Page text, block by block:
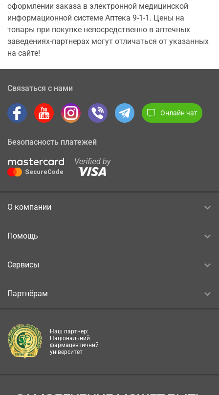
оформлении заказа в электронной медицинской
информационной системе Аптека 9-1-1. Цены на
товары при покупке непосредственно в аптечных
заведениях-партнерах могут отличаться от указанных
на сайте!
Связаться с нами
Онлайн чат
Безопасность платежей
О компании
Помощь
Сервисы
Партнёрам
Наш партнер:
Національний
фармацевтичний
університет